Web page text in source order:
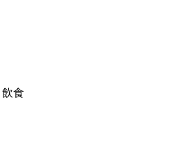
飲食